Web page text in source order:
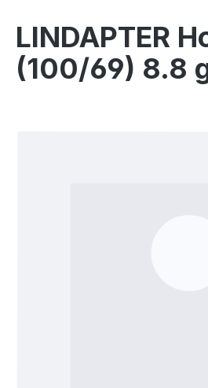
LINDAPTER
(100/69) 8.8